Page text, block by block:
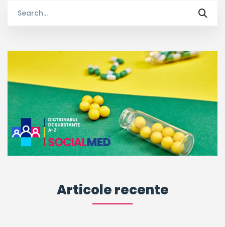
for:
Articole recente